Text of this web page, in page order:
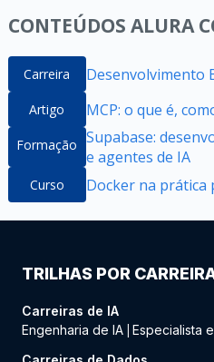
CONTEÚDOS ALURA
Carreira Desenvolvimento
Artigo MCP: o que é,
Formação Supabase:
e agentes de IA
Curso Docker na prática
TRILHAS POR
Carreiras de IA
Engenharia de IA Especialista